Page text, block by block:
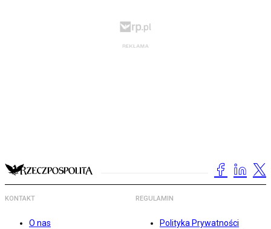
KONTAKT
O nas
REGULAMIN
Polityka Prywatności